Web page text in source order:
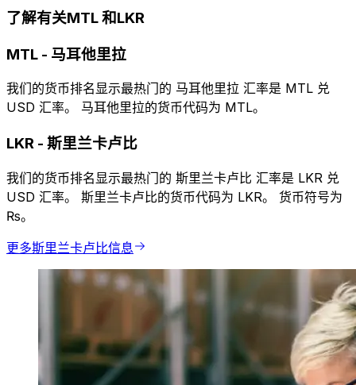
了解有关MTL 和LKR
MTL - 马耳他里拉
我们的货币排名显示最热门的 马耳他里拉 汇率是 MTL 兑
USD 汇率。 马耳他里拉的货币代码为 MTL。
LKR - 斯里兰卡卢比
我们的货币排名显示最热门的 斯里兰卡卢比 汇率是 LKR 兑
USD 汇率。 斯里兰卡卢比的货币代码为 LKR。 货币符号为
₨。
更多斯里兰卡卢比信息